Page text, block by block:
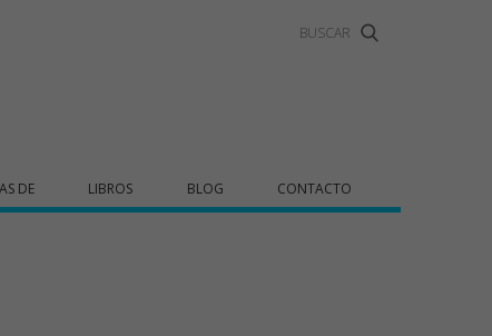
DE LIBROS BLOG CONTACTO